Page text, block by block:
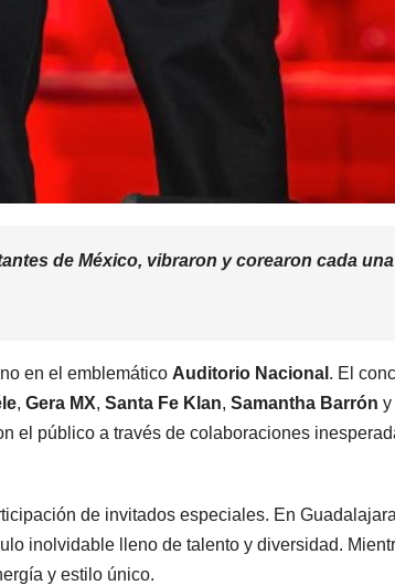
de México, vibraron y corearon cada
en el emblemático Auditorio Nacional . El
, Gera MX, Santa Fe Klan, Samantha Barrón y
el público a través de colaboraciones
de invitados especiales. En
inolvidable lleno de talento y diversidad.
y estilo único.